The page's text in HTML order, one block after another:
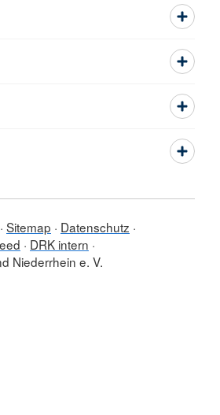
Sitemap
Datenschutz
DRK intern
Niederrhein e. V.